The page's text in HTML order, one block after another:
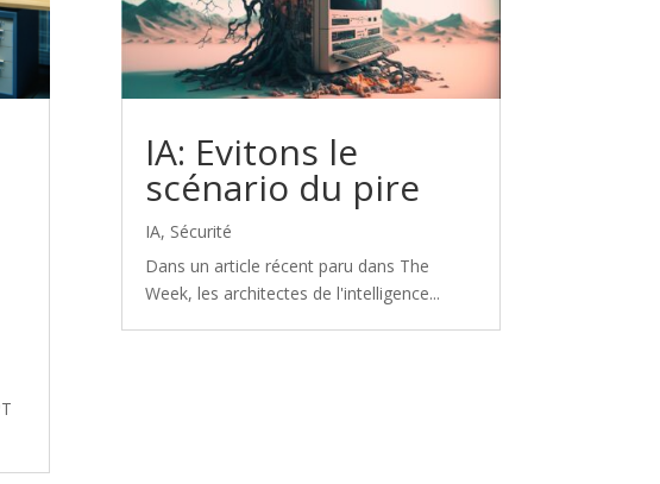
IA: Evitons le
scénario du pire
IA, Sécurité
Dans un article récent paru dans The
Week, les architectes de l'intelligence...